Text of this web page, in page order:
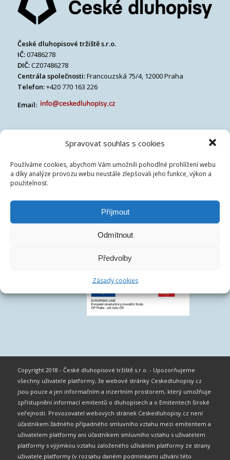
Spravovat souhlas s cookies
Používáme cookies, abychom Vám umožnili pohodlné prohlížení webu
a díky analýze provozu webu neustále zlepšovali jeho funkce, výkon a
použitelnost.
Příjmout
Odmítnout
Předvolby
Zásady cookies
České dluhopisové tržiště s.r.o.
IČ:07486278
DIČ:CZ07486278
Centrála společnosti:Francouzská 75/4, 12000 Praha
Telefon:+420 770 163 226
Email:
Copyright 2018 - České dluhopisové tržiště s.r.o. - Upozorňujeme
všechny uživatele platformy, že webové stránky Ceskedluhopisy.cz
jsou pouze a jen informačním a inzertním prostorem, který umožňuje
zpřístupnění informací emitentů o dluhopisech a o Emitentech široké
veřejnosti. Provozovatel webových stránek Ceskedluhopisy.cz není
účastníkem žádného případného smluvního vztahu mezi emitentem a
uživatelem platformy ani účastníkem smluvního vztahu s uživatelem
platformy s výjimkou vztahu založeného užíváním platformy ze strany
uživatele platformy (v rozsahu daném podmínkami užívání této